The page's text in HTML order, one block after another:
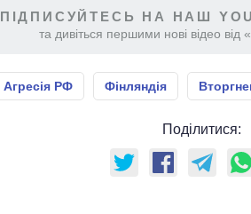
ПІДПИСУЙТЕСЬ НА НАШ
та дивіться першими нові відео від
Агресія РФ Фінляндія
Поділитися: